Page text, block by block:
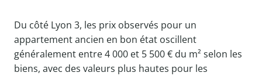
Du côté Lyon 3, les prix observés pour un
appartement ancien en bon état oscillent
généralement entre 4 000 et 5 500 € du m² selon les
biens, avec des valeurs plus hautes pour les